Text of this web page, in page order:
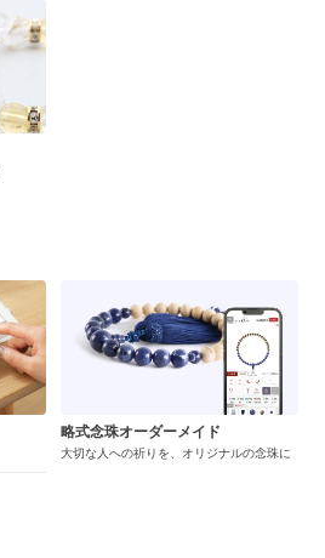
略式念珠オーダーメイド
大切な人への祈りを、オリジナルの念珠に